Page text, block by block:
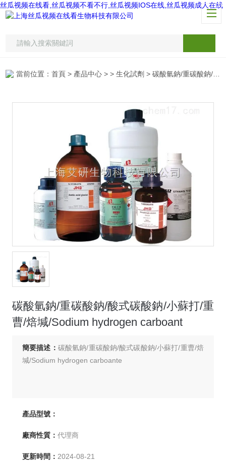
丝瓜视频在线看,丝瓜视频不看不行,丝瓜视频IOS在线,丝瓜视频成人在线
當前位置：首頁 > 產品中心 > >生化試劑 > 碳酸氫鈉/重碳酸鈉/酸式碳酸鈉/小蘇打/重曹/焙堿/Sodium hydrogen carboant
碳酸氫鈉/重碳酸鈉/酸式碳酸鈉/小蘇打/重
曹/焙堿/Sodium hydrogen carboant
簡要描述： 碳酸氫鈉/重碳酸鈉/酸式碳酸鈉/小蘇打/重曹/焙
堿/Sodium hydrogen carboante
產品型號：
廠商性質： 代理商
更新時間： 2024-08-21